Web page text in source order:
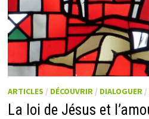
ARTICLES / DÉCOUVRIR / DIALOGUER /
La loi de Jésus et